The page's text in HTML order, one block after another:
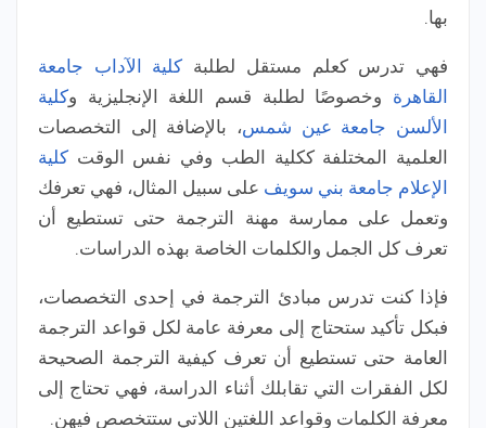
بها.
فهي تدرس كعلم مستقل لطلبة كلية الآداب جامعة
القاهرة وخصوصًا لطلبة قسم اللغة الإنجليزية وكلية
الألسن جامعة عين شمس، بالإضافة إلى التخصصات
العلمية المختلفة ككلية الطب وفي نفس الوقت كلية
الإعلام جامعة بني سويف على سبيل المثال، فهي تعرفك
وتعمل على ممارسة مهنة الترجمة حتى تستطيع أن
تعرف كل الجمل والكلمات الخاصة بهذه الدراسات.
فإذا كنت تدرس مبادئ الترجمة في إحدى التخصصات،
فبكل تأكيد ستحتاج إلى معرفة عامة لكل قواعد الترجمة
العامة حتى تستطيع أن تعرف كيفية الترجمة الصحيحة
لكل الفقرات التي تقابلك أثناء الدراسة، فهي تحتاج إلى
معرفة الكلمات وقواعد اللغتين اللاتي ستتخصص فيهن.